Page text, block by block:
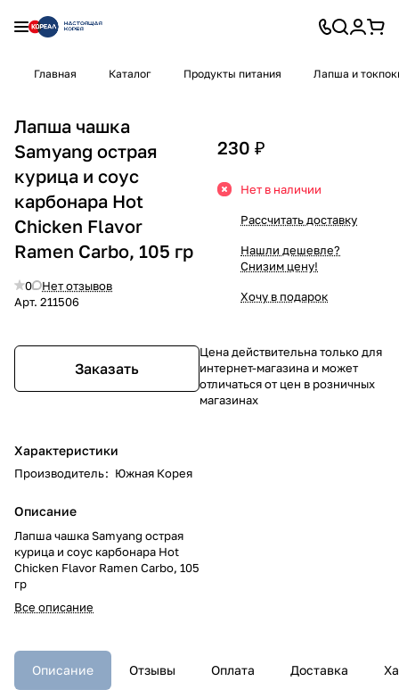
Главная Каталог Продукты питания Лапша и
Лапша чашка
Samyang острая
курица и соус
карбонара Hot
Chicken Flavor
Ramen Carbo, 105 гр
0
Нет отзывов
Арт. 211506
Заказать
Характеристики
Производитель: Южная Корея
Описание
Лапша чашка Samyang острая
курица и соус карбонара Hot
Chicken Flavor Ramen Carbo, 105
гр
Все описание
230 ₽
Нет в наличии
Рассчитать доставку
Нашли дешевле?
Снизим цену!
Хочу в подарок
Цена действительна только для
интернет-магазина и может
отличаться от цен в розничных
магазинах
Описание Отзывы Оплата Доставка